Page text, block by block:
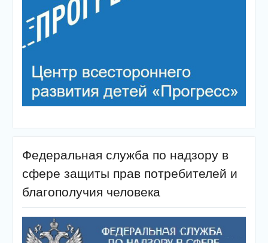
Федеральная служба по надзору в
сфере защиты прав потребителей и
благополучия человека